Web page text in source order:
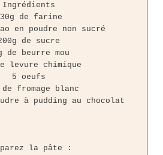
Ingrédients
de farine
en poudre non sucré
de sucre
de beurre mou
levure chimique
5 oeufs
de fromage blanc
à pudding au chocolat
la pâte :